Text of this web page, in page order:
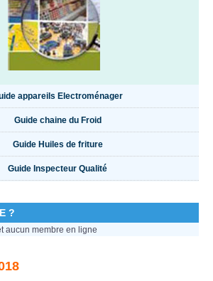
appareils Electroménager
Guide chaine du Froid
Guide Huiles de friture
Guide Inspecteur Qualité
?
aucun membre en ligne